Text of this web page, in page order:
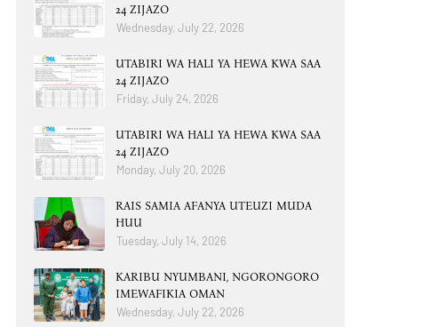
24 ZIJAZO
Wednesday, July 22, 2026
UTABIRI WA HALI YA HEWA KWA SAA
24 ZIJAZO
Friday, July 24, 2026
UTABIRI WA HALI YA HEWA KWA SAA
24 ZIJAZO
Monday, July 20, 2026
RAIS SAMIA AFANYA UTEUZI MUDA
HUU
Tuesday, July 14, 2026
KARIBU NYUMBANI, NGORONGORO
IMEWAFIKIA OMAN
Wednesday, July 22, 2026